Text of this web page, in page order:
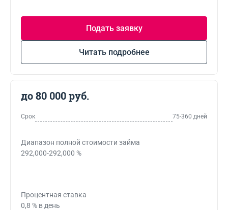
Подать заявку
Читать подробнее
до 80 000 руб.
Срок 75-360 дней
Диапазон полной стоимости займа
292,000-292,000 %
Процентная ставка
0,8 % в день